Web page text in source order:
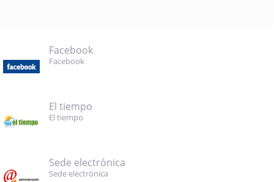
Facebook
Facebook
El tiempo
El tiempo
Sede electrónica
Sede electrónica